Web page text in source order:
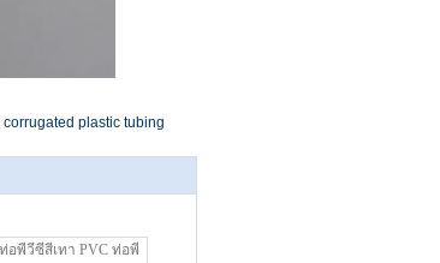
corrugated plastic tubing